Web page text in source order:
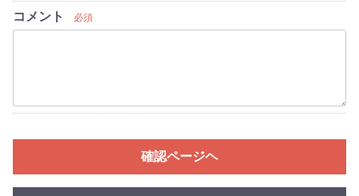
コメント 必須
確認ページヘ